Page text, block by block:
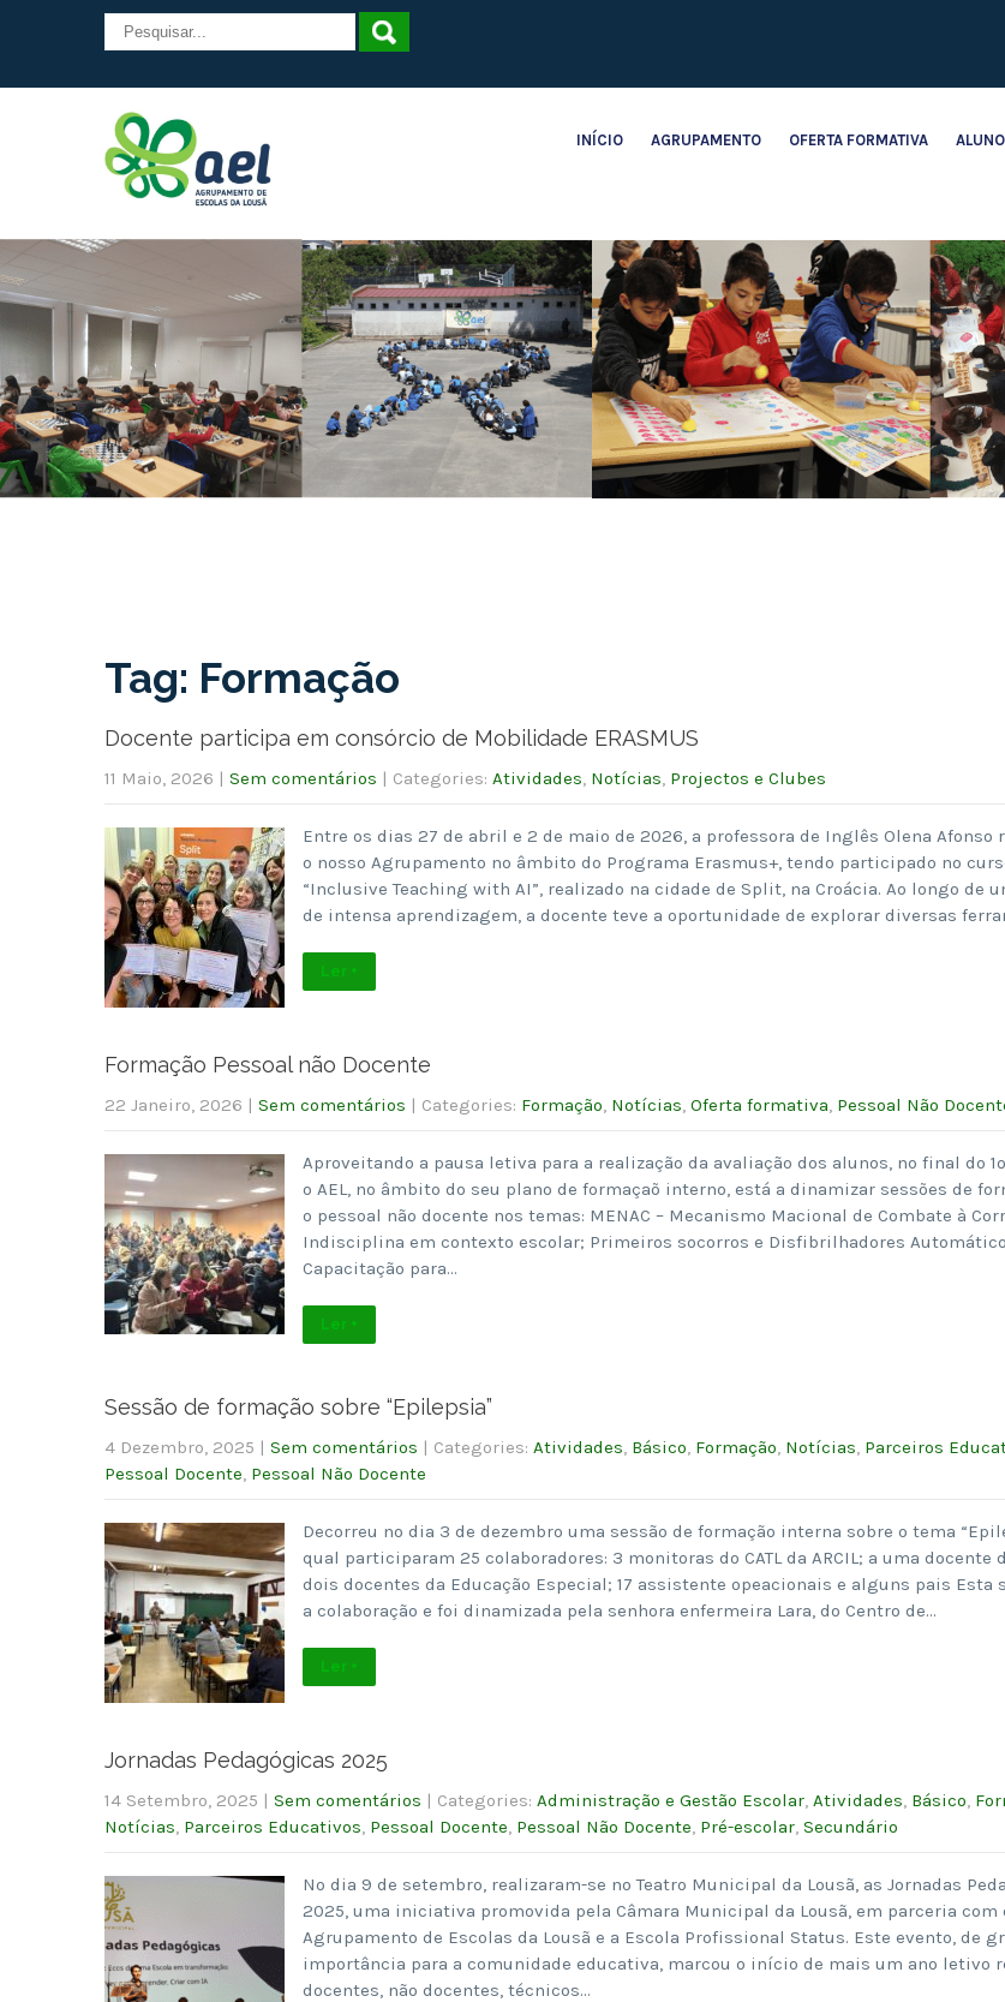
INÍCIO AGRUPAMENTO OFERTA FORMATIVA
Tag: Formação
Docente participa em consórcio de Mobilidade ERASMUS
11 Maio, 2026 | Sem comentários | Categories: Atividades, Notícias, Projectos e Clubes
Entre os dias 27 de abril e 2 de maio de 2026, a professora de Inglês Olena Afonso
o nosso Agrupamento no âmbito do Programa Erasmus+, tendo participado no
“Inclusive Teaching with AI”, realizado na cidade de Split, na Croácia. Ao longo de
de intensa aprendizagem, a docente teve a oportunidade de explorar diversas
Ler +
Formação Pessoal não Docente
22 Janeiro, 2026 | Sem comentários | Categories: Formação, Notícias, Oferta formativa, Pessoal Não
Aproveitando a pausa letiva para a realização da avaliação dos alunos, no final do
o AEL, no âmbito do seu plano de formaçaõ interno, está a dinamizar sessões de
o pessoal não docente nos temas: MENAC – Mecanismo Macional de Combate à
Indisciplina em contexto escolar; Primeiros socorros e Disfibrilhadores
Capacitação para…
Ler +
Sessão de formação sobre “Epilepsia”
4 Dezembro, 2025 | Sem comentários | Categories: Atividades, Básico, Formação, Notícias, Parceiros
Pessoal Docente, Pessoal Não Docente
Decorreu no dia 3 de dezembro uma sessão de formação interna sobre o tema
qual participaram 25 colaboradores: 3 monitoras do CATL da ARCIL; a uma docente
dois docentes da Educação Especial; 17 assistente opeacionais e alguns pais Esta
a colaboração e foi dinamizada pela senhora enfermeira Lara, do Centro de…
Ler +
Jornadas Pedagógicas 2025
14 Setembro, 2025 | Sem comentários | Categories: Administração e Gestão Escolar, Atividades, Básico,
Notícias, Parceiros Educativos, Pessoal Docente, Pessoal Não Docente, Pré-escolar, Secundário
No dia 9 de setembro, realizaram-se no Teatro Municipal da Lousã, as Jornadas
2025, uma iniciativa promovida pela Câmara Municipal da Lousã, em parceria com
Agrupamento de Escolas da Lousã e a Escola Profissional Status. Este evento, de
importância para a comunidade educativa, marcou o início de mais um ano letivo
docentes, não docentes, técnicos…